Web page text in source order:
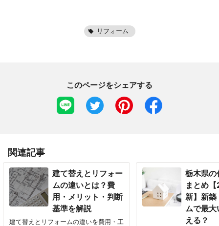
リフォーム
このページをシェアする
関連記事
建て替えとリフォー
ムの違いとは？費
用・メリット・判断
基準を解説
建て替えとリフォームの違いを費用・工
栃木県の
まとめ
新】新
ムで最
える？